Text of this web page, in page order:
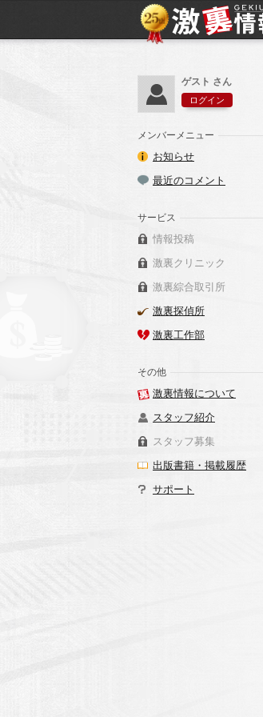
ゲスト さん
ログイン
メンバーメニュー
お知らせ
最近のコメント
サービス
情報投稿
激裏クリニック
激裏綜合取引所
激裏探偵所
激裏工作部
その他
激裏情報について
スタッフ紹介
スタッフ募集
出版書籍・掲載履歴
サポート